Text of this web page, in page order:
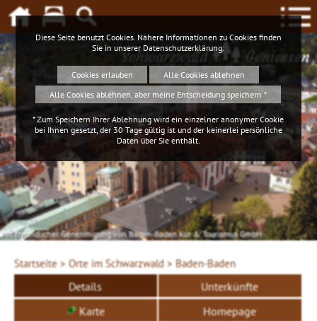
Schwarzwald Geniessen
Mit freundlicher Genehmigung von Baden-Baden Kur & Tourismus GmbH
Startseite > Orte im Schwarzwald > Baden-Baden
Details
Unterkünfte
Karte
Homepage
Diese Seite benutzt Cookies. Nähere Informationen zu Cookies finden
Sie in unserer Datenschutzerklärung.
Cookies erlauben
Alle Cookies ablehnen
Alle Cookies ablehnen, aber meine Entscheidung speichern *
* Zum Speichern Ihrer Ablehnung wird ein einzelner anonymer Cookie
bei Ihnen gesetzt, der 30 Tage gültig ist und der keinerlei persönliche
Daten über Sie enthält.